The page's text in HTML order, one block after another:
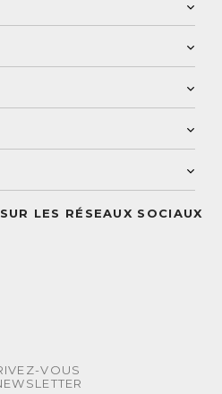
LES RÉSEAUX SOCIAUX
VOUS